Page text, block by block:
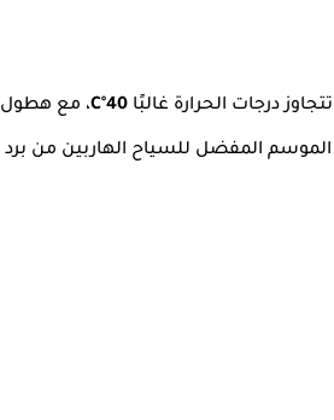
درجات الحرارة غالبًا 40°C ، مع هطول
المفضل للسياح الهاربين من برد